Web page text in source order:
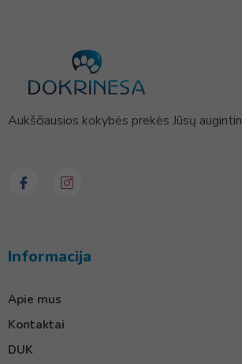
Aukščiausios kokybės prekės Jūsų
Informacija
Apie mus
Kontaktai
DUK